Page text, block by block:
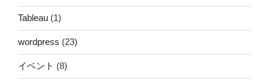
Tableau (1)
wordpress (23)
イベント (8)